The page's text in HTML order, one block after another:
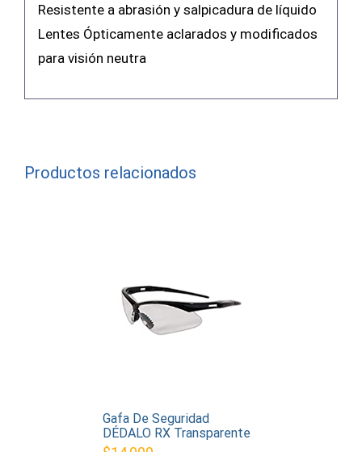
Resistente a abrasión y salpicadura de líquido
Lentes Ópticamente aclarados y modificados
para visión neutra
Productos relacionados
Gafa De Seguridad
DÉDALO RX Transparente